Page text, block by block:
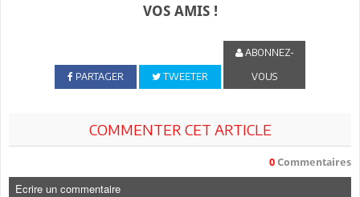
VOS AMIS !
PARTAGER TWEETER
ABONNEZ-
VOUS
COMMENTER CET ARTICLE
0 Commentaires
Ecrire un commentaire